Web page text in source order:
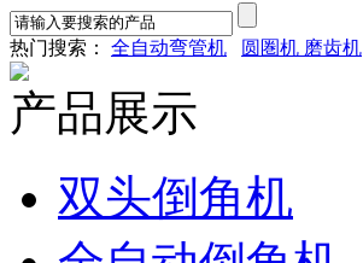
热门搜索： 全自动弯管机 圆圏机 磨齿机
产品展示
双头倒角机